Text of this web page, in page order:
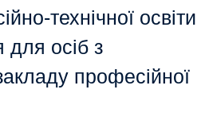
технічної освіти
для осіб з
професійної